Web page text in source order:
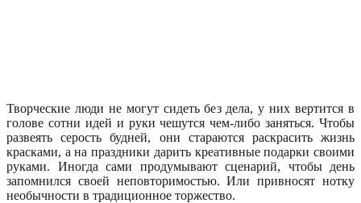
Творческие люди не могут сидеть без дела, у них вертится в
голове сотни идей и руки чешутся чем-либо заняться. Чтобы
развеять серость будней, они стараются раскрасить жизнь
красками, а на праздники дарить креативные подарки своими
руками. Иногда сами продумывают сценарий, чтобы день
запомнился своей неповторимостью. Или привносят нотку
необычности в традиционное торжество.